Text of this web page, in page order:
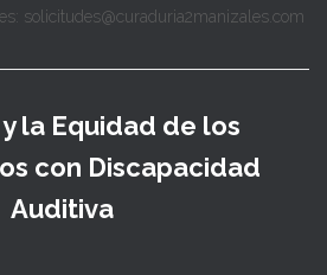
solicitudes@curaduria2manizales.com
la Equidad de los
con Discapacidad
Auditiva